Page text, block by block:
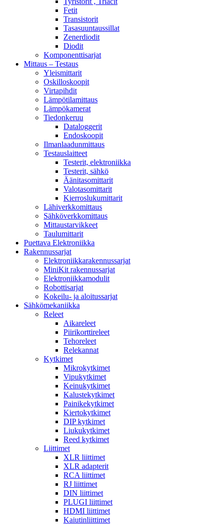
Fetit
Transistorit
Tasasuuntaussillat
Zenerdiodit
Diodit
Komponenttisarjat
Mittaus – Testaus
Yleismittarit
Oskilloskoopit
Virtapihdit
Lämpötilamittaus
Lämpökamerat
Tiedonkeruu
Dataloggerit
Endoskoopit
Ilmanlaadunmittaus
Testauslaitteet
Testerit, elektroniikka
Testerit, sähkö
Äänitasomittarit
Valotasomittarit
Kierroslukumittarit
Lähiverkkomittaus
Sähköverkkomittaus
Mittaustarvikkeet
Taulumittarit
Puettava Elektroniikka
Rakennussarjat
Elektroniikkarakennussarjat
MiniKit rakennussarjat
Elektroniikkamodulit
Robottisarjat
Kokeilu- ja aloitussarjat
Sähkömekaniikka
Releet
Aikareleet
Piirikorttireleet
Tehoreleet
Relekannat
Kytkimet
Mikrokytkimet
Vipukytkimet
Keinukytkimet
Kalustekytkimet
Painikekytkimet
Kiertokytkimet
DIP kytkimet
Liukukytkimet
Reed kytkimet
Liittimet
XLR liittimet
XLR adapterit
RCA liittimet
RJ liittimet
DIN liittimet
PLUGI liittimet
HDMI liittimet
Kaiutinliittimet